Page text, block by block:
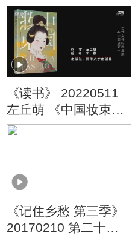
禁苑之避暑山庄——
血脉情深
《读书》 20220511
左丘萌 《中国妆束
——大唐女儿行》 古
《记住乡愁 第三季》
20170210 第二十七